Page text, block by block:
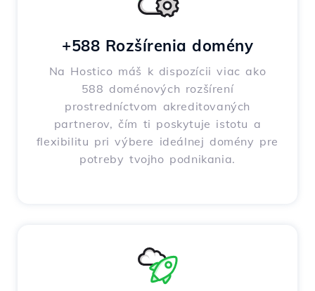
+588 Rozšírenia domény
Na Hostico máš k dispozícii viac ako
588 doménových rozšírení
prostredníctvom akreditovaných
partnerov, čím ti poskytuje istotu a
flexibilitu pri výbere ideálnej domény pre
potreby tvojho podnikania.